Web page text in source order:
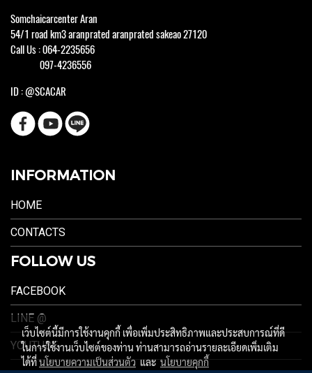
Somchaicarcenter Aran
54/1 road km3 aranprated aranprated sakeao 27120
Call Us : 064-2235656
097-4236556
ID : @SCACAR
INFORMATION
HOME
CONTACTS
FOLLOW US
FACEBOOK
LINE @
YOUTUBE
เว็บไซต์นี้มีการใช้งานคุกกี้ เพื่อเพิ่มประสิทธิภาพและประสบการณ์ที่ดี
ในการใช้งานเว็บไซต์ของท่าน ท่านสามารถอ่านรายละเอียดเพิ่มเติม
ได้ที่นโยบายความเป็นส่วนตัวและนโยบายคุกกี้